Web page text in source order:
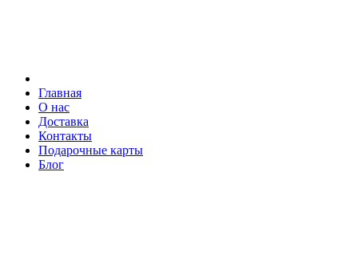
Главная
О нас
Доставка
Контакты
Подарочные карты
Блог